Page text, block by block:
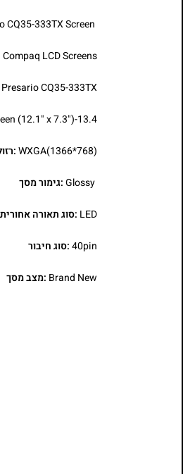
Compaq LCD Screens
CQ35-333TX
13.4-inch WideScreen (12.1" x 7.3")
WXGA(1366*768)
Glossy:גימור מסך
LED :סוג תאורה אחורית
40pin:סוג חיבור
Brand New :מצב מסך